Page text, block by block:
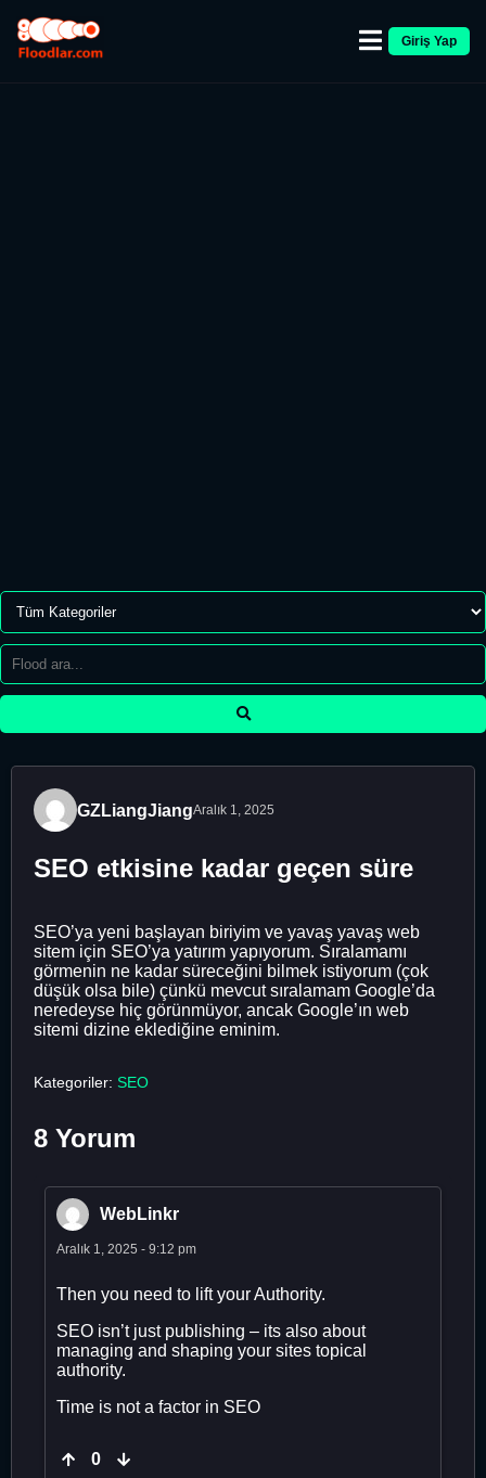
Giriş Yap
GZLiangJiangAralık 1, 2025
SEO etkisine kadar geçen süre
SEO’ya yeni başlayan biriyim ve yavaş yavaş web
sitem için SEO’ya yatırım yapıyorum. Sıralamamı
görmenin ne kadar süreceğini bilmek istiyorum (çok
düşük olsa bile) çünkü mevcut sıralamam Google’da
neredeyse hiç görünmüyor, ancak Google’ın web
sitemi dizine eklediğine eminim.
Kategoriler: SEO
8 Yorum
WebLinkr
Aralık 1, 2025 - 9:12 pm
Then you need to lift your Authority.
SEO isn’t just publishing – its also about
managing and shaping your sites topical
authority.
Time is not a factor in SEO
0